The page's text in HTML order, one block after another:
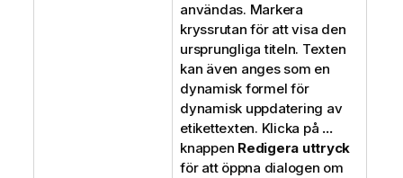
användas. Markera
kryssrutan för att visa den
ursprungliga titeln. Texten
kan även anges som en
dynamisk formel för
dynamisk uppdatering av
etikettexten. Klicka på ...
knappen Redigera uttryck
för att öppna dialogen om